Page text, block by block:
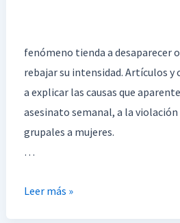
fenómeno tienda a desaparecer
rebajar su intensidad. Artículos
a explicar las causas que
asesinato semanal, a la violación
grupales a mujeres.
…
Leer más »